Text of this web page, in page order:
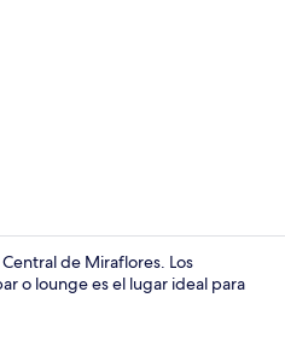
de Miraflores. Los
o lounge es el lugar ideal para